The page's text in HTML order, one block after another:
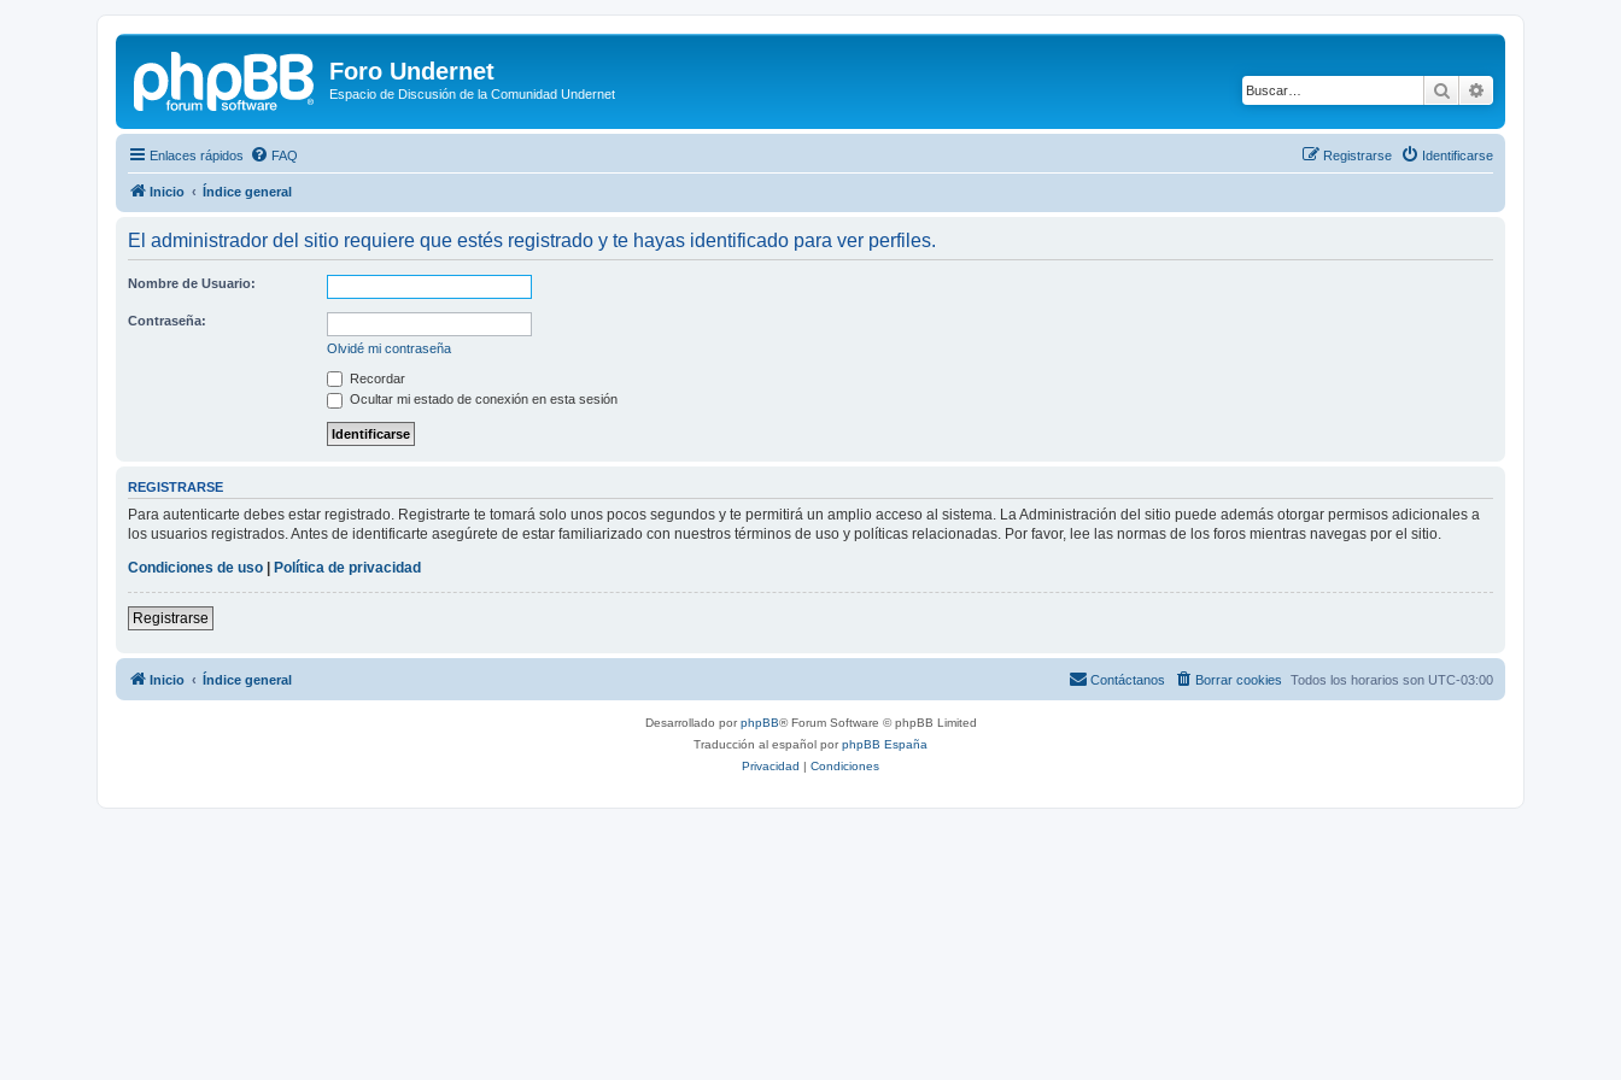
Foro Undernet
Espacio de Discusión de la Comunidad Undernet Buscar
Enlaces rápidos FAQ Identificarse
Registrarse
Inicio Índice general
El administrador del sitio requiere que estés registrado y te hayas identificado para ver perfiles.
Nombre de Usuario:
Contraseña:
Olvidé mi contraseña
Recordar
Ocultar mi estado de conexión en esta sesión
REGISTRARSE
Para autenticarte debes estar registrado. Registrarte te tomará solo unos pocos segundos y te permitirá un amplio acceso al sistema. La Administración del sitio puede además otorgar permisos adicionales a
los usuarios registrados. Antes de identificarte asegúrete de estar familiarizado con nuestros términos de uso y políticas relacionadas. Por favor, lee las normas de los foros mientras navegas por el sitio.
Condiciones de uso
Política de privacidad
Registrarse
Inicio Índice general Todos los horarios son UTC-03:00
Borrar cookies
Contáctanos
Desarrollado porphpBB® Forum Software © phpBB Limited
Traducción al español porphpBB España
Privacidad | Condiciones